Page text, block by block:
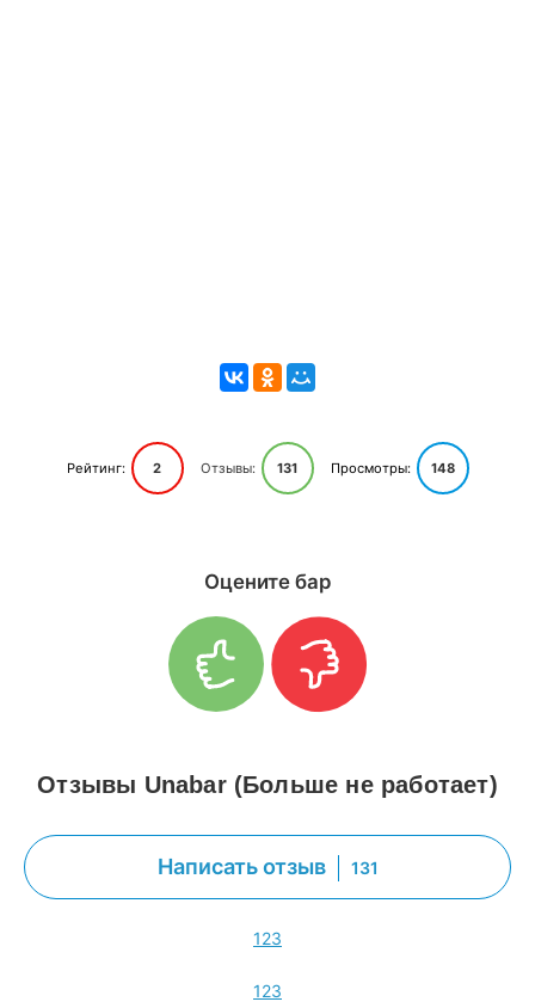
Рейтинг: 2 Отзывы: 131 Просмотры: 148
Оцените бар
Отзывы Unabar (Больше не работает)
Написать отзыв 131
123
123